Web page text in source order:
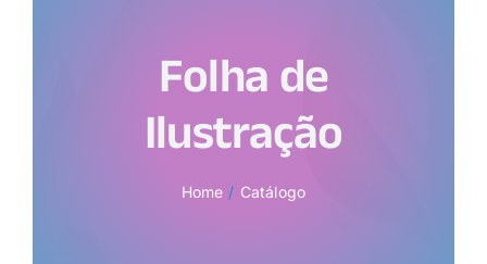
Folha de
Ilustração
Home Catálogo